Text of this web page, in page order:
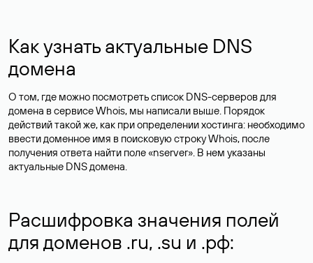
Как узнать актуальные DNS
домена
О том, где можно посмотреть список DNS-серверов для
домена в сервисе Whois, мы написали выше. Порядок
действий такой же, как при определении хостинга: необходимо
ввести доменное имя в поисковую строку Whois, после
получения ответа найти поле «nserver». В нем указаны
актуальные DNS домена.
Расшифровка значения полей
для доменов .ru, .su и .рф: